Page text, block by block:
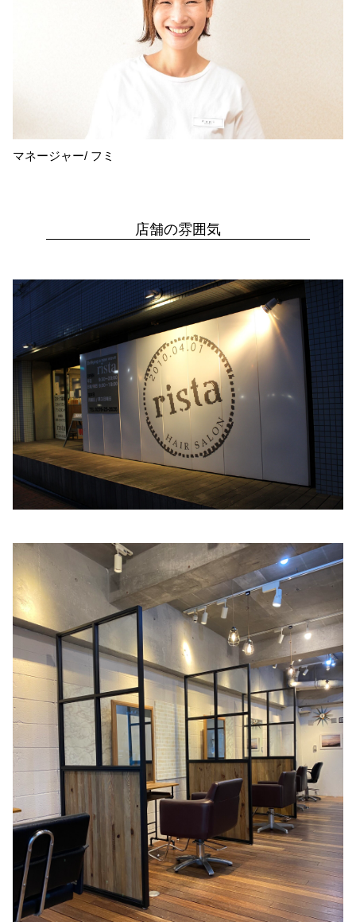
マネージャー/ フミ
店舗の雰囲気